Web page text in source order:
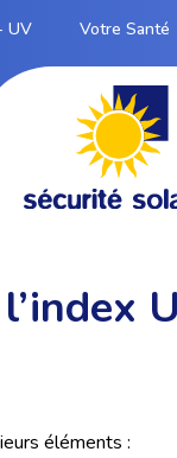
UV Votre Santé
éléments :